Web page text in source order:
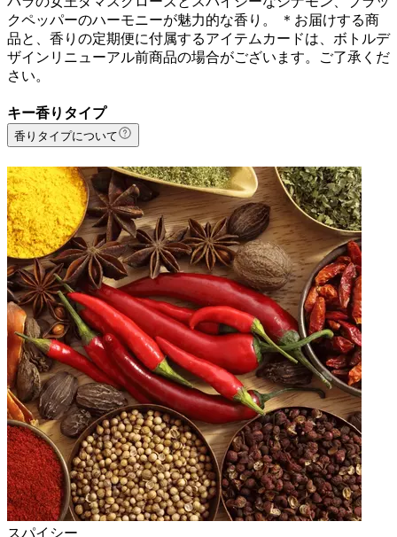
クペッパーのハーモニーが魅力的な香り。 ＊お届けする商
品と、香りの定期便に付属するアイテムカードは、ボトルデ
ザインリニューアル前商品の場合がございます。ご了承くだ
さい。
キー香りタイプ
香りタイプについて
スパイシー